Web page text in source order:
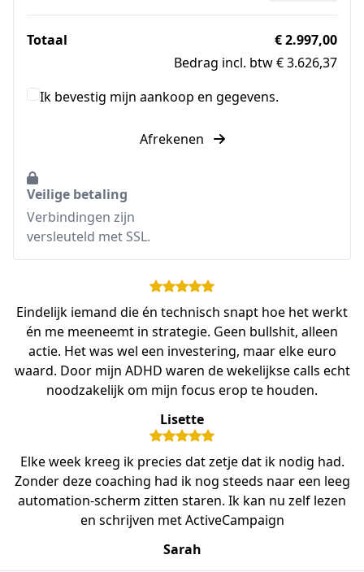
Totaal
€ 2.997,00
Bedrag incl. btw € 3.626,37
Ik bevestig mijn aankoop en gegevens.
Afrekenen
Veilige betaling
Verbindingen zijn
versleuteld met SSL.
Eindelijk iemand die én technisch snapt hoe het werkt
én me meeneemt in strategie. Geen bullshit, alleen
actie. Het was wel een investering, maar elke euro
waard. Door mijn ADHD waren de wekelijkse calls echt
noodzakelijk om mijn focus erop te houden.
Lisette
Elke week kreeg ik precies dat zetje dat ik nodig had.
Zonder deze coaching had ik nog steeds naar een leeg
automation-scherm zitten staren. Ik kan nu zelf lezen
en schrijven met ActiveCampaign
Sarah